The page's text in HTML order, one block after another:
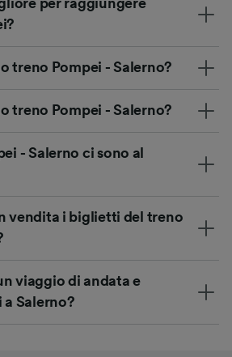
per raggiungere
treno Pompei - Salerno?
treno Pompei - Salerno?
- Salerno ci sono al
vendita i biglietti del treno
viaggio di andata e
Salerno?